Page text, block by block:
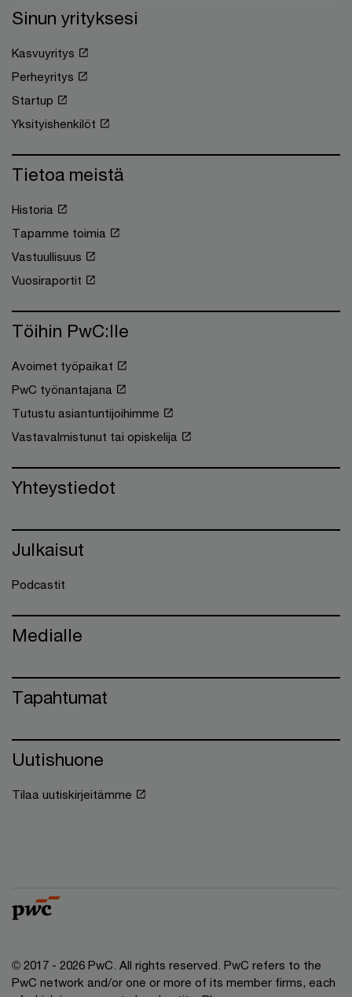
Sinun yrityksesi
Kasvuyritys
Perheyritys
Startup
Yksityishenkilöt
Tietoa meistä
Historia
Tapamme toimia
Vastuullisuus
Vuosiraportit
Töihin PwC:lle
Avoimet työpaikat
PwC työnantajana
Tutustu asiantuntijoihimme
Vastavalmistunut tai opiskelija
Yhteystiedot
Julkaisut
Podcastit
Medialle
Tapahtumat
Uutishuone
Tilaa uutiskirjeitämme
© 2017 - 2026 PwC. All rights reserved. PwC refers to the
PwC network and/or one or more of its member firms, each